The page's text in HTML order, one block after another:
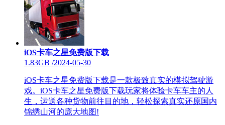
iOS卡车之星免费版下载
1.83GB /2024-05-30
iOS卡车之星免费版下载是一款极致真实的模拟驾驶游
戏。iOS卡车之星免费版下载玩家将体验卡车车主的人
生，运送各种货物前往目的地，轻松探索真实还原国内
锦绣山河的庞大地图!